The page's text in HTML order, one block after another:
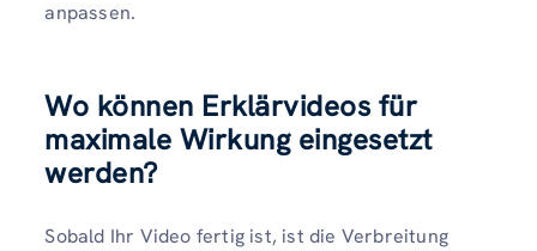
anpassen.
Wo können Erklärvideos für
maximale Wirkung eingesetzt
werden?
Sobald Ihr Video fertig ist, ist die Verbreitung